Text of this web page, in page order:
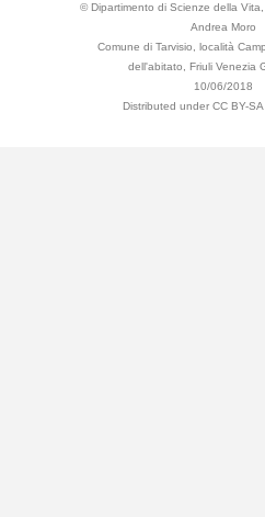
© Dipartimento di Scienze della
Andrea Moro
Comune di Tarvisio, località
dell'abitato, Friuli Venezia
10/06/2018
Distributed under CC BY-SA